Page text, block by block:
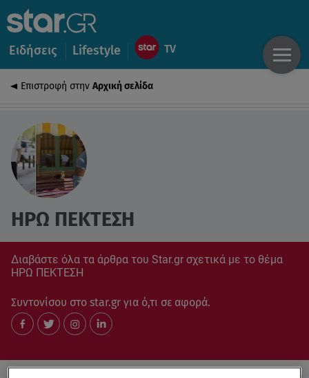
Ειδήσεις Lifestyle
Επιστροφή στην Αρχική σελίδα
ΗΡΩ ΠΕΚΤΕΣΗ
Διαβάστε όλα τα άρθρα του Star.gr σχετικά με το θέμα
ΗΡΩ ΠΕΚΤΕΣΗ
Συντονίσου στο star.gr για ό,τι σε αφορά.